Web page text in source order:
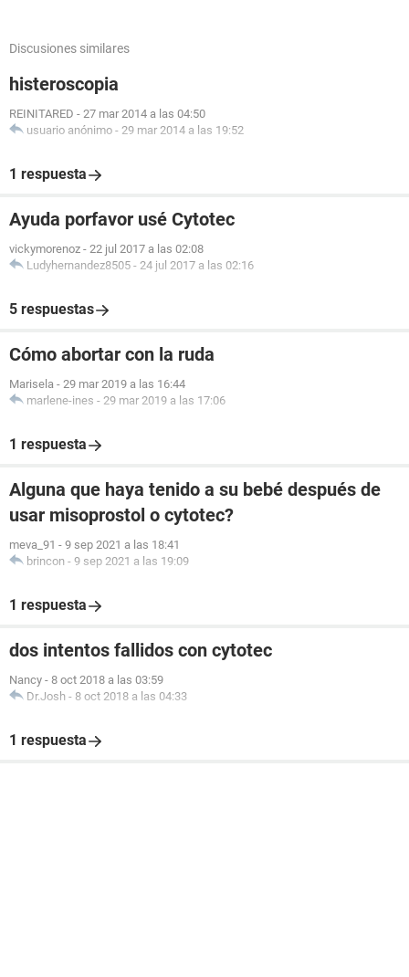
Discusiones similares
histeroscopia
REINITARED - 27 mar 2014 a las 04:50
usuario anónimo - 29 mar 2014 a las 19:52
1 respuesta
Ayuda porfavor usé Cytotec
vickymorenoz - 22 jul 2017 a las 02:08
Ludyhernandez8505 - 24 jul 2017 a las 02:16
5 respuestas
Cómo abortar con la ruda
Marisela - 29 mar 2019 a las 16:44
marlene-ines - 29 mar 2019 a las 17:06
1 respuesta
Alguna que haya tenido a su bebé después de
usar misoprostol o cytotec?
meva_91 - 9 sep 2021 a las 18:41
brincon - 9 sep 2021 a las 19:09
1 respuesta
dos intentos fallidos con cytotec
Nancy - 8 oct 2018 a las 03:59
Dr.Josh - 8 oct 2018 a las 04:33
1 respuesta